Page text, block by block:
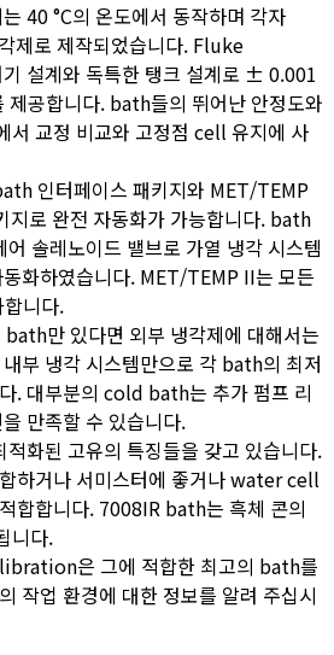
40 °C의 온도에서 동작하며 각자
제로 제작되었습니다. Fluke
설계와 독특한 탱크 설계로 ± 0.001
제공합니다. bath들의 뛰어난 안정도와
서 교정 비교와 고정점 cell 유지에 사
인터페이스 패키지와 MET/TEMP
지로 완전 자동화가 가능합니다. bath
솔레노이드 밸브로 가열 냉각 시스템
화하였습니다. MET/TEMP II는 모든
니다.
만 있다면 외부 냉각제에 대해서는
부 냉각 시스템만으로 각 bath의 최저
. 대부분의 cold bath는 추가 펌프 리
만족할 수 있습니다.
화된 고유의 특징들을 갖고 있습니다.
하거나 서미스터에 좋거나 water cell
합합니다. 7008IR bath는 흑체 콘의
니다.
은 그에 적합한 최고의 bath를
작업 환경에 대한 정보를 알려 주십시